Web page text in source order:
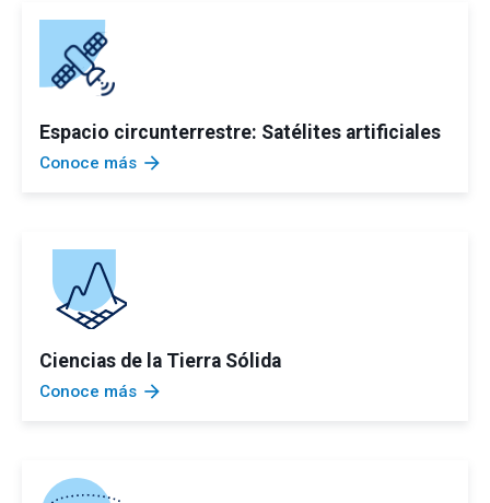
Espacio circunterrestre: Satélites artificiales
Conoce más arrow_forward
Ciencias de la Tierra Sólida
Conoce más arrow_forward